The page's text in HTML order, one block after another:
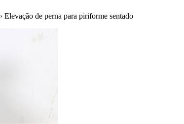
› Elevação de perna para piriforme sentado